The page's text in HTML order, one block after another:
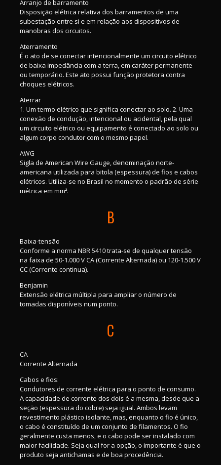
Arranjo de barramento
Disposição elétrica relativa dos barramentos de uma
subestação entre si e em relação aos dispositivos de
manobras dos circuitos.
Aterramento
É o ato de se conectar intencionalmente um circuito elétrico
de baixa impedância com a terra, em caráter permanente
ou temporário. Este ato possui função protetora contra
choques elétricos.
Aterrar
1. Um termo elétrico que significa conectar ao solo. 2. Uma
conexão de condução, intencional ou acidental, pela qual
um circuito elétrico ou equipamento é conectado ao solo ou
algum corpo condutor com o mesmo papel.
AWG
Sigla de American Wire Gauge, denominação norte-
americana utilizada para bitola (espessura) de fios e cabos
elétricos. Utiliza-se no Brasil no momento o padrão de série
métrica em mm².
B
Baixa-tensão
Conforme a norma NBR 5410 trata-se de qualquer tensão
na faixa de 50-1.000 V CA (Corrente Alternada) ou 120-1.500 V
CC (Corrente continua).
Benjamin
Extensão elétrica múltipla para ampliar o número de
tomadas disponíveis num ponto.
C
CA
Corrente Alternada
Cabos e fios:
Condutores de corrente elétrica para o ponto de consumo.
A capacidade de corrente dos dois é a mesma, desde que a
seção (espessura do cobre) seja igual. Ambos levam
revestimento plástico isolante, mas, enquanto o fio é único,
o cabo é constituído de um conjunto de filamentos. O fio
geralmente custa menos, e o cabo pode ser instalado com
maior facilidade. Seja qual for a opção, o importante é que o
produto seja antichamas e de boa procedência.